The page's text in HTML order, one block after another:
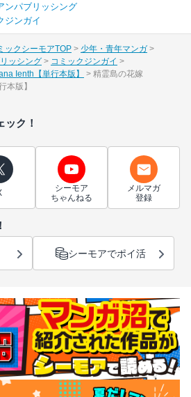
ンパブリッシング
ジンガイ
ックシーモアTOP
少年・青年マンガ
ッシング
コミックジンガイ
Ienth【単行本版】
精霊島の花嫁
本版】
ク！
シーモア
ちゃんねる
メルマガ
登録
シーモアでポイ活